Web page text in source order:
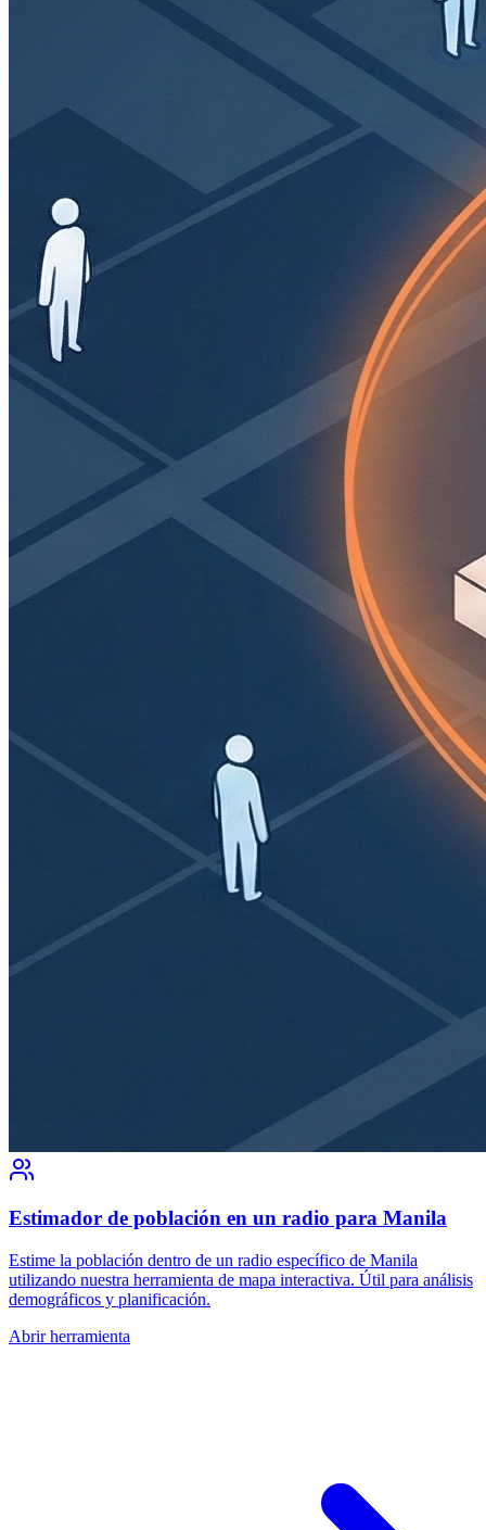
Estimador de población en un radio para Manila
Estime la población dentro de un radio específico de Manila
utilizando nuestra herramienta de mapa interactiva. Útil para análisis
demográficos y planificación.
Abrir herramienta